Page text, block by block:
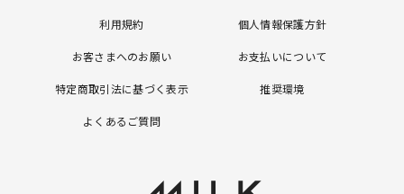
利用規約 個人情報保護方針
お客さまへのお願い お支払いについて
特定商取引法に基づく表示 推奨環境
よくあるご質問